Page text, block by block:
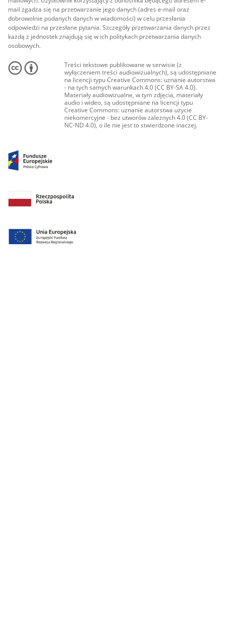
mail zgadza się na przetwarzanie jego danych (adres e-mail oraz
dobrowolnie podanych danych w wiadomości) w celu przesłania
odpowiedzi na przesłane pytania. Szczegóły przetwarzania danych przez
każdą z jednostek znajdują się w ich politykach przetwarzania danych
osobowych.
Treści tekstowe publikowane w serwisie (z
wyłączeniem treści audiowizualnych), są udostępniane
na licencji typu Creative Commons: uznanie autorstwa
- na tych samych warunkach 4.0 (CC BY-SA 4.0).
Materiały audiowizualne, w tym zdjęcia, materiały
audio i wideo, są udostępniane na licencji typu
Creative Commons: uznanie autorstwa użycie
niekomercyjne - bez utworów zależnych 4.0 (CC BY-
NC-ND 4.0), o ile nie jest to stwierdzone inaczej.